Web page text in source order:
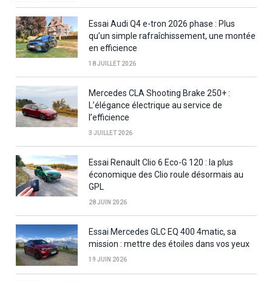
Essai Audi Q4 e-tron 2026 phase : Plus
qu’un simple rafraîchissement, une montée
en efficience
18 JUILLET 2026
Mercedes CLA Shooting Brake 250+ :
L’élégance électrique au service de
l’efficience
3 JUILLET 2026
Essai Renault Clio 6 Eco-G 120 : la plus
économique des Clio roule désormais au
GPL
28 JUIN 2026
Essai Mercedes GLC EQ 400 4matic, sa
mission : mettre des étoiles dans vos yeux
19 JUIN 2026